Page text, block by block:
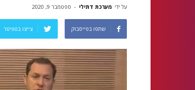
על ידי מערכת דתילי - ספטמבר 9, 2020
שתפו בפייסבוק צייצו בטוויטר